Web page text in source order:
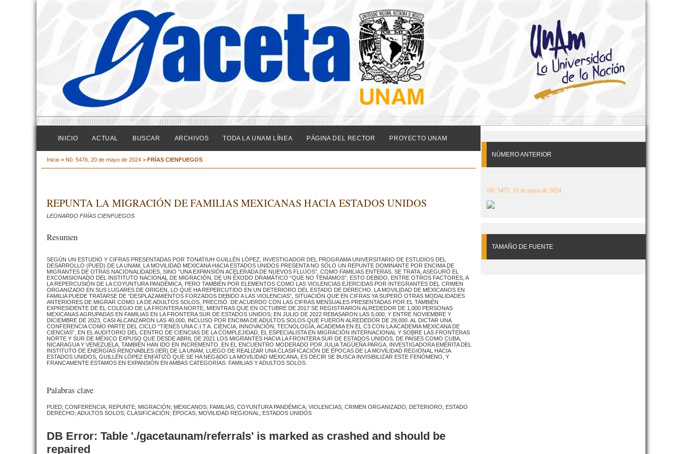
NÚMERO ANTERIOR
N0. 5475, 16 de mayo de 2024
TAMAÑO DE FUENTE
INICIO ACTUAL BUSCAR ARCHIVOS TODA LA UNAM LÍNEA PÁGINA DEL RECTOR PROYECTO UNAM
Inicio > N0. 5476, 20 de mayo de 2024 > FRÍAS CIENFUEGOS
REPUNTA LA MIGRACIÓN DE FAMILIAS MEXICANAS HACIA ESTADOS UNIDOS
LEONARDO FRÍAS CIENFUEGOS
Resumen
SEGÚN UN ESTUDIO Y CIFRAS PRESENTADAS POR TONATIUH GUILLÉN LÓPEZ, INVESTIGADOR DEL PROGRAMA UNIVERSITARIO DE ESTUDIOS DEL
DESARROLLO (PUED) DE LA UNAM, LA MOVILIDAD MEXICANA HACIA ESTADOS UNIDOS PRESENTA NO SÓLO UN REPUNTE DOMINANTE POR ENCIMA DE
MIGRANTES DE OTRAS NACIONALIDADES, SINO “UNA EXPANSIÓN ACELERADA DE NUEVOS FLUJOS”, COMO FAMILIAS ENTERAS. SE TRATA, ASEGURÓ EL
EXCOMISIONADO DEL INSTITUTO NACIONAL DE MIGRACIÓN, DE UN ÉXODO DRAMÁTICO “QUE NO TENÍAMOS”; ESTO DEBIDO, ENTRE OTROS FACTORES, A
LA REPERCUSIÓN DE LA COYUNTURA PANDÉMICA, PERO TAMBIÉN POR ELEMENTOS COMO LAS VIOLENCIAS EJERCIDAS POR INTEGRANTES DEL CRIMEN
ORGANIZADO EN SUS LUGARES DE ORIGEN, LO QUE HA REPERCUTIDO EN UN DETERIORO DEL ESTADO DE DERECHO. LA MOVILIDAD DE MEXICANOS EN
FAMILIA PUEDE TRATARSE DE “DESPLAZAMIENTOS FORZADOS DEBIDO A LAS VIOLENCIAS”, SITUACIÓN QUE EN CIFRAS YA SUPERÓ OTRAS MODALIDADES
ANTERIORES DE MIGRAR COMO LA DE ADULTOS SOLOS, PRECISÓ. DE ACUERDO CON LAS CIFRAS MENSUALES PRESENTADAS POR EL TAMBIÉN
EXPRESIDENTE DE EL COLEGIO DE LA FRONTERA NORTE, MIENTRAS QUE EN OCTUBRE DE 2017 SE REGISTRARON ALREDEDOR DE 1,000 PERSONAS
MEXICANAS AGRUPADAS EN FAMILIAS EN LA FRONTERA SUR DE ESTADOS UNIDOS; EN JULIO DE 2022 REBASARON LAS 5,000, Y ENTRE NOVIEMBRE Y
DICIEMBRE DE 2023, CASI ALCANZARON LAS 40,000, INCLUSO POR ENCIMA DE ADULTOS SOLOS QUE FUERON ALREDEDOR DE 29,000. AL DICTAR UNA
CONFERENCIA COMO PARTE DEL CICLO “TIENES UNA C.I.T.A. CIENCIA, INNOVACIÓN, TECNOLOGÍA, ACADEMIA EN EL C3 CON LA ACADEMIA MEXICANA DE
CIENCIAS”, EN EL AUDITORIO DEL CENTRO DE CIENCIAS DE LA COMPLEJIDAD, EL ESPECIALISTA EN MIGRACIÓN INTERNACIONAL Y SOBRE LAS FRONTERAS
NORTE Y SUR DE MÉXICO EXPUSO QUE DESDE ABRIL DE 2021 LOS MIGRANTES HACIA LA FRONTERA SUR DE ESTADOS UNIDOS, DE PAÍSES COMO CUBA,
NICARAGUA Y VENEZUELA, TAMBIÉN HAN IDO EN INCREMENTO. EN EL ENCUENTRO MODERADO POR JULIA TAGÜEÑA PARGA, INVESTIGADORA EMÉRITA DEL
INSTITUTO DE ENERGÍAS RENOVABLES (IER) DE LA UNAM, LUEGO DE REALIZAR UNA CLASIFICACIÓN DE ÉPOCAS DE LA MOVILIDAD REGIONAL HACIA
ESTADOS UNIDOS, GUILLÉN LÓPEZ ENFATIZÓ QUE SE HA NEGADO LA MOVILIDAD MEXICANA, ES DECIR SE BUSCA INVISIBILIZAR ESTE FENÓMENO, Y
FRANCAMENTE ESTAMOS EN EXPANSIÓN EN AMBAS CATEGORÍAS: FAMILIAS Y ADULTOS SOLOS.
Palabras clave
PUED; CONFERENCIA; REPUNTE; MIGRACIÓN; MEXICANOS; FAMILIAS; COYUNTURA PANDÉMICA; VIOLENCIAS; CRIMEN ORGANIZADO; DETERIORO; ESTADO
DERECHO; ADULTOS SOLOS; CLASIFICACIÓN; ÉPOCAS; MOVILIDAD REGIONAL; ESTADOS UNIDOS
DB Error: Table './gacetaunam/referrals' is marked as crashed and should be
repaired